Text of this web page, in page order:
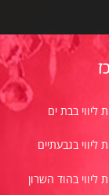
ליווי בבת ים
ליווי בגבעתיים
ליווי בהוד השרון